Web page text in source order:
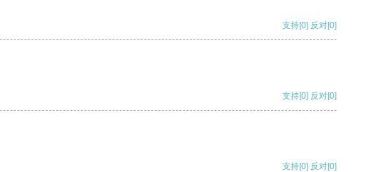
支持[0] 反对[0]
支持[0] 反对[0]
支持[0] 反对[0]